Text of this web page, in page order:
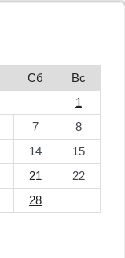
Сб
Вс
1
7
8
14
15
21
22
28